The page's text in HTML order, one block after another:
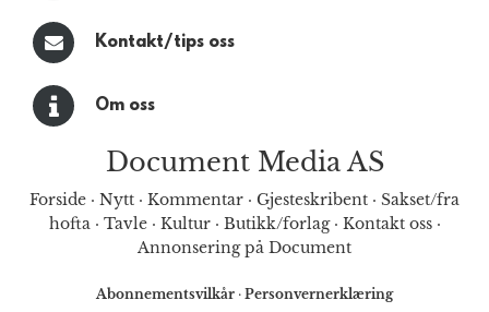
Kontakt/tips oss
Om oss
Document Media AS
Forside · Nytt · Kommentar · Gjesteskribent · Sakset/fra
hofta· Tavle· Kultur· Butikk/forlag· Kontakt oss·
Annonsering på Document
Abonnementsvilkår · Personvernerklæring